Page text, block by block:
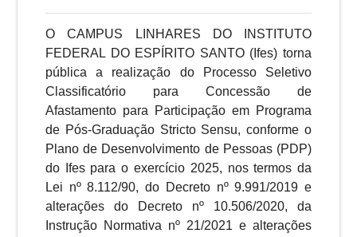
O CAMPUS LINHARES DO INSTITUTO
FEDERAL DO ESPÍRITO SANTO (Ifes) torna
pública a realização do Processo Seletivo
Classificatório para Concessão de
Afastamento para Participação em Programa
de Pós-Graduação Stricto Sensu, conforme o
Plano de Desenvolvimento de Pessoas (PDP)
do Ifes para o exercício 2025, nos termos da
Lei nº 8.112/90, do Decreto nº 9.991/2019 e
alterações do Decreto nº 10.506/2020, da
Instrução Normativa nº 21/2021 e alterações